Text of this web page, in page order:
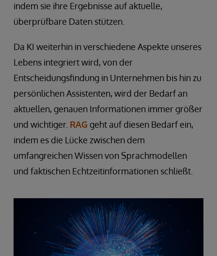
indem sie ihre Ergebnisse auf aktuelle,
überprüfbare Daten stützen.
Da KI weiterhin in verschiedene Aspekte unseres
Lebens integriert wird, von der
Entscheidungsfindung in Unternehmen bis hin zu
persönlichen Assistenten, wird der Bedarf an
aktuellen, genauen Informationen immer größer
und wichtiger. RAG geht auf diesen Bedarf ein,
indem es die Lücke zwischen dem
umfangreichen Wissen von Sprachmodellen
und faktischen Echtzeitinformationen schließt.